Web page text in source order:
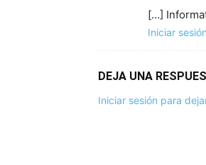
[…]
Iniciar
DEJA UNA
Iniciar sesión para